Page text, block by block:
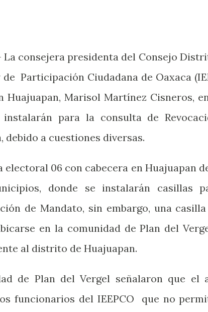
La consejera presidenta del Consejo
Participación Ciudadana de Oaxaca
Huajuapan, Marisol Martínez Cisneros,
para la consulta de
debido a cuestiones diversas.
electoral 06 con cabecera en Huajuapan
donde se instalarán casillas
de Mandato, sin embargo, una
en la comunidad de Plan del
al distrito de Huajuapan.
de Plan del Vergel señalaron que el
funcionarios del IEEPCO
que no